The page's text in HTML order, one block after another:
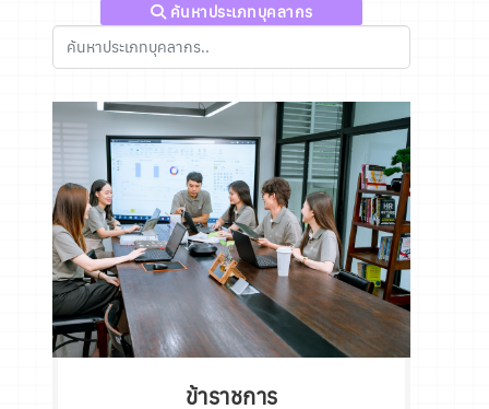
ค้นหาประเภทบุคลากร
ข้าราชการ